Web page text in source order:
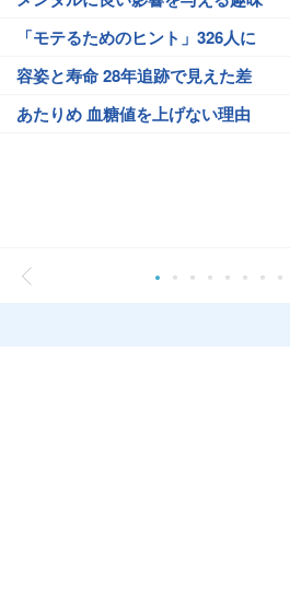
「モテるためのヒント」326人に
容姿と寿命 28年追跡で見えた差
あたりめ 血糖値を上げない理由